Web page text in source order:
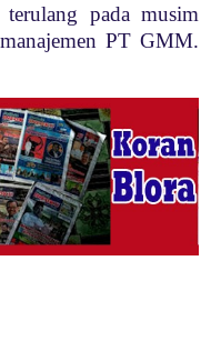
pada musim
PT GMM.